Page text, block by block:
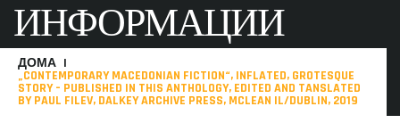
ИНФОРМАЦИИ
ДОМА
„CONTEMPORARY MACEDONIAN FICTION“, INFLATED, GROTESQUE
STORY – PUBLISHED IN THIS ANTHOLOGY, EDITED AND TANSLATED
BY PAUL FILEV, DALKEY ARCHIVE PRESS, MCLEAN IL/DUBLIN, 2019